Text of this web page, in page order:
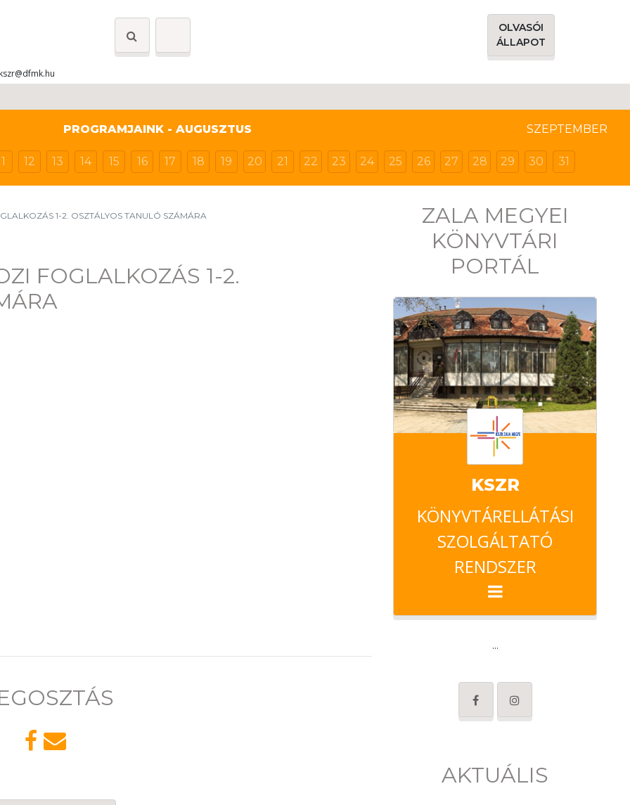
OLVASÓI
ÁLLAPOT
PROGRAMJAINK - AUGUSZTUS SZEPTEMBER
12 13 14 15 16 17 18 19 20 21 22 23 24 25 26 27 28 29 30 31
1-2. OSZTÁLYOS TANULÓ SZÁMÁRA
FOGLALKOZÁS 1-2.
ZALA MEGYEI
KÖNYVTÁRI
PORTÁL
KSZR
KÖNYVTÁRELLÁTÁSI
SZOLGÁLTATÓ
RENDSZER
...
AKTUÁLIS